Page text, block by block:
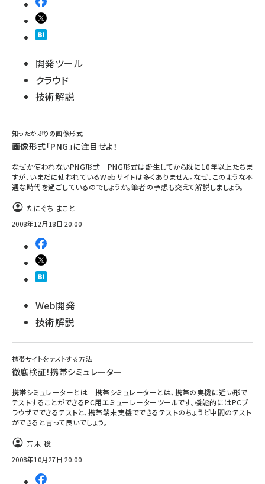
開発ツール
クラウド
技術解説
知ったかぶりの画像形式
画像形式「PNG」に注目せよ！
なぜか使われないPNG形式 PNG形式は誕生してから既に10年以上たちま
すが、いまだに使われているWebサイトは多くありません。なぜ、このような不
遇な時代を過ごしているのでしょうか。筆者の予想も交えて解説しましょう。
たにぐち まこと
2008年12月18日 20:00
Web開発
技術解説
携帯サイトをテストする方法
徹底検証！携帯シミュレーター
携帯シミュレーターとは 携帯シミュレーターとは、携帯の実機に近い形で
テストすることができるPC用エミューレーターツールです。機能的にはPCブ
ラウザでできるテストと、携帯端末実機でできるテストのちょうど中間のテスト
ができると言って良いでしょう。
荒木 稔
2008年10月27日 20:00